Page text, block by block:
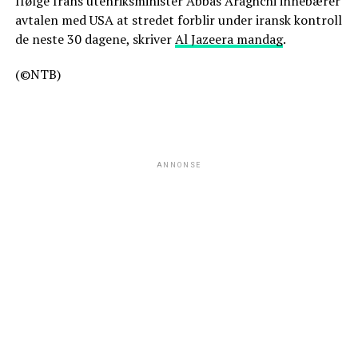
avtalen med USA at stredet forblir under iransk kontroll
de neste 30 dagene, skriverAl Jazeera mandag.
(©NTB)
ANNONSE